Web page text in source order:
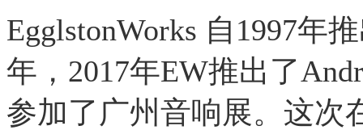
EgglstonWorks 自1997年
年，2017年EW推出了
参加了广州音响展。这次